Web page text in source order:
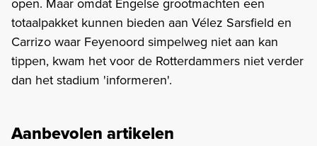
totaalpakket kunnen bieden aan Vélez Sarsfield en
Carrizo waar Feyenoord simpelweg niet aan kan
tippen, kwam het voor de Rotterdammers niet verder
dan het stadium 'informeren'.
Aanbevolen artikelen